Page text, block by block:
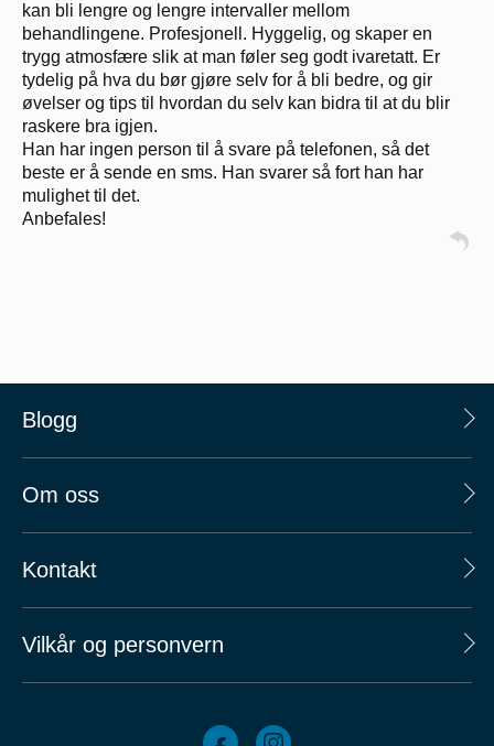
kan bli lengre og lengre intervaller mellom
behandlingene. Profesjonell. Hyggelig, og skaper en
trygg atmosfære slik at man føler seg godt ivaretatt. Er
tydelig på hva du bør gjøre selv for å bli bedre, og gir
øvelser og tips til hvordan du selv kan bidra til at du blir
raskere bra igjen.
Han har ingen person til å svare på telefonen, så det
beste er å sende en sms. Han svarer så fort han har
mulighet til det.
Anbefales!
Blogg
Om oss
Kontakt
Vilkår og personvern